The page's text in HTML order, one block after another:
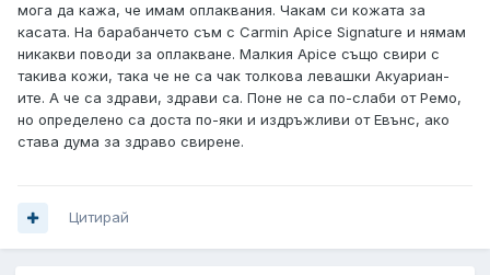
мога да кажа, че имам оплаквания. Чакам си кожата за
касата. На барабанчето съм с Carmin Apice Signature и нямам
никакви поводи за оплакване. Малкия Apice също свири с
такива кожи, така че не са чак толкова левашки Акуариан-
ите. А че са здрави, здрави са. Поне не са по-слаби от Ремо,
но определено са доста по-яки и издръжливи от Евънс, ако
става дума за здраво свирене.
Цитирай